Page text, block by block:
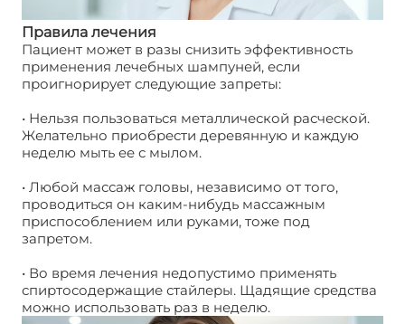
Правила лечения
Пациент может в разы снизить эффективность
применения лечебных шампуней, если
проигнорирует следующие запреты:
• Нельзя пользоваться металлической расческой.
Желательно приобрести деревянную и каждую
неделю мыть ее с мылом.
• Любой массаж головы, независимо от того,
проводиться он каким-нибудь массажным
приспособлением или руками, тоже под
запретом.
• Во время лечения недопустимо применять
спиртосодержащие стайлеры. Щадящие средства
можно использовать раз в неделю.